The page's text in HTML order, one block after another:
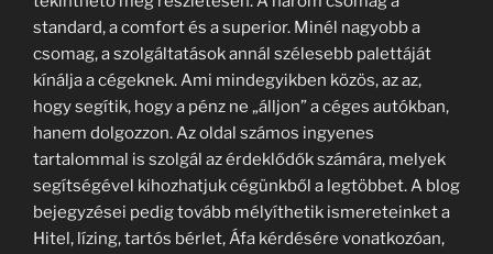
standard, a comfort és a superior. Minél nagyobb a
csomag, a szolgáltatások annál szélesebb palettáját
kínálja a cégeknek. Ami mindegyikben közös, az az,
hogy segítik, hogy a pénz ne „álljon” a céges autókban,
hanem dolgozzon. Az oldal számos ingyenes
tartalommal is szolgál az érdeklődők számára, melyek
segítségével kihozhatjuk cégünkből a legtöbbet. A blog
bejegyzései pedig tovább mélyíthetik ismereteinket a
Hitel, lízing, tartós bérlet, Áfa kérdésére vonatkozóan,